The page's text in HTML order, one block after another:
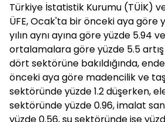
Türkiye İstatistik Kurumu (TÜİK)
ÜFE, Ocak'ta bir önceki aya göre
yılın aynı ayına göre yüzde 5.94
ortalamalara göre yüzde 5.5
dört sektörüne bakıldığında,
önceki aya göre madencilik ve taş
sektöründe yüzde 1.2 düşerken,
sektöründe yüzde 0.96, imalat